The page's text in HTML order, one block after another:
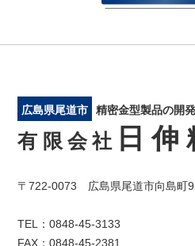
広島県尾道市 精密金型製品の開
有限会社 日伸
〒722-0073 広島県尾道市向島町
TEL：0848-45-3133
FAX：0848-45-2381